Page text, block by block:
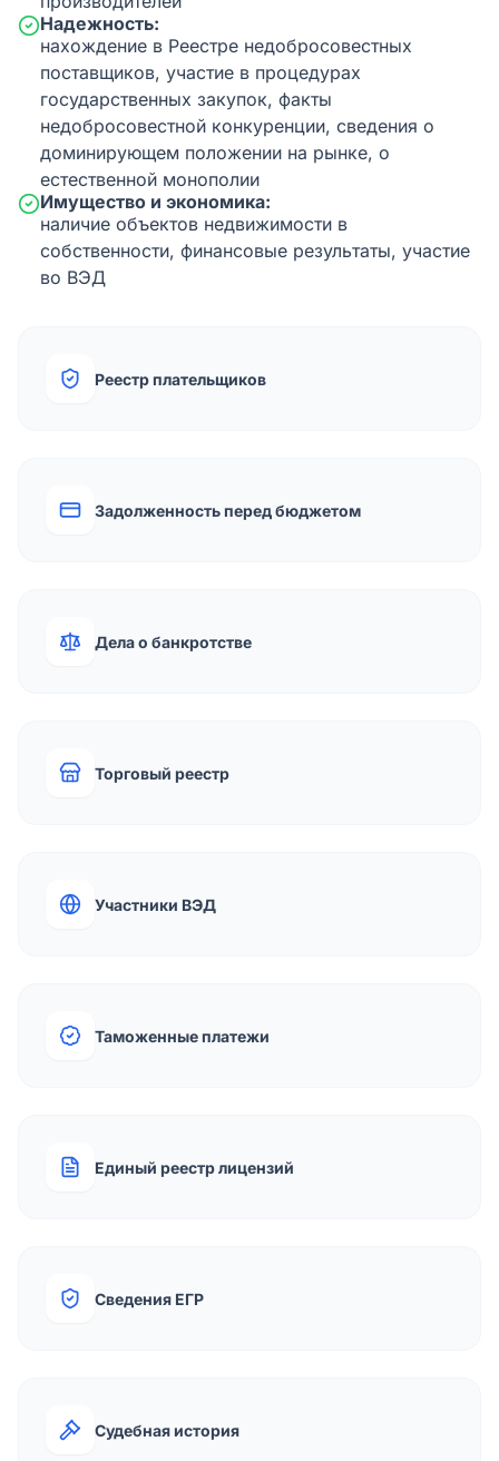
Надежность:
нахождение в Реестре недобросовестных
поставщиков, участие в процедурах
государственных закупок, факты
недобросовестной конкуренции, сведения о
доминирующем положении на рынке, о
естественной монополии
Имущество и экономика:
наличие объектов недвижимости в
собственности, финансовые результаты, участие
во ВЭД
Реестр плательщиков
Задолженность перед бюджетом
Дела о банкротстве
Торговый реестр
Участники ВЭД
Таможенные платежи
Единый реестр лицензий
Сведения ЕГР
Судебная история